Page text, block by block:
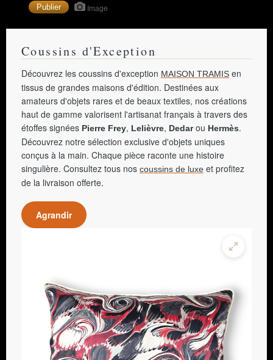
Image
Coussins d'Exception
Découvrez les coussins d'exception MAISON TRAMIS en
tissus de grandes maisons d'édition. Destinées aux
amateurs d'objets rares et de beaux textiles, nos créations
haut de gamme valorisent l'artisanat français à travers des
étoffes signées Pierre Frey, Lelièvre, Dedarou Hermès.
Découvrez notre sélection exclusive d'objets uniques
conçus à la main. Chaque pièce raconte une histoire
singulière. Consultez tous nos coussins de luxe et profitez
de la livraison offerte.
Agrandir